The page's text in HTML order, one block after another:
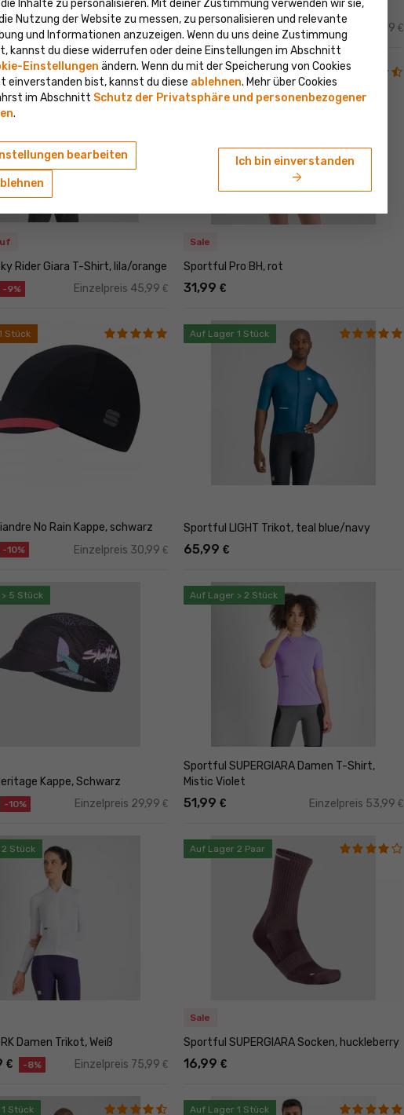
Funktions-T-Shirt, weiß
€ Einzelpreis 43,99€
stone grey
ab 109€ -8% Einzelpreis 119 €
Stück
Rider Giara T-Shirt, lila/orange
-9% Einzelpreis 45,99 €
Auf Lager 2 Stück
Sale
Sportful Pro BH, rot
31,99 €
Stück
No Rain Kappe, schwarz
-10% Einzelpreis 30,99 €
Auf Lager 1 Stück
Sportful LIGHT Trikot, teal blue/navy
65,99 €
5 Stück
Kappe, Schwarz
-10% Einzelpreis 29,99 €
Auf Lager > 2 Stück
Sportful SUPERGIARA Damen T-Shirt,
Mistic Violet
51,99 € Einzelpreis 53,99 €
Stück
Damen Trikot, Weiß
€ -8% Einzelpreis 75,99 €
Auf Lager 2 Paar
Sale
Sportful SUPERGIARA Socken, huckleberry
16,99 €
Stück Auf Lager 1 Stück
Inhalte zu personalisieren. Mit deiner Zustimmung verwenden wir sie,
Nutzung der Website zu messen, zu personalisieren und relevante
und Informationen anzuzeigen. Wenn du uns deine Zustimmung
kannst du diese widerrufen oder deine Einstellungen im Abschnitt
Einstellungen ändern. Wenn du mit der Speicherung von Cookies
einverstanden bist, kannst du diese ablehnen. Mehr über Cookies
im Abschnitt Schutz der Privatsphäre und personenbezogener
.
bearbeiten Ich bin einverstanden
arrow_forward